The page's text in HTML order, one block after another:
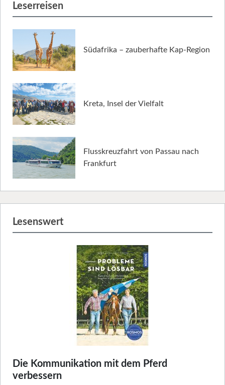
Leserreisen
Südafrika – zauberhafte Kap-Region
Kreta, Insel der Vielfalt
Flusskreuzfahrt von Passau nach
Frankfurt
Lesenswert
Die Kommunikation mit dem Pferd
verbessern